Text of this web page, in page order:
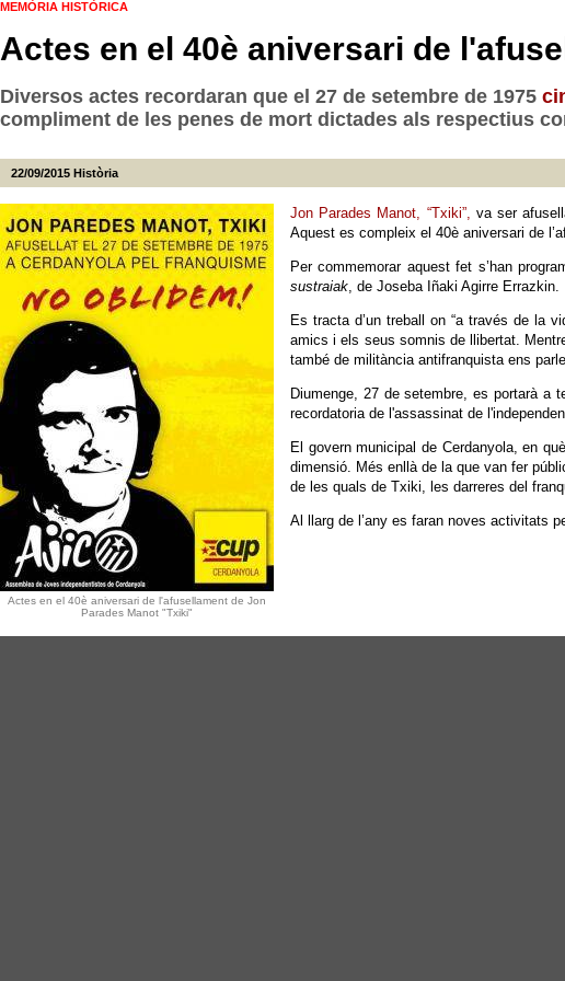
MEMÒRIA HISTÒRICA
Actes en el 40è aniversari de
Diversos actes recordaran que el 27 de setembre de 1975
compliment de les penes de mort dictades als respectius
22/09/2015 Història
Actes en el 40è aniversari de l'afusellament de Jon
Parades Manot "Txiki"
Jon Parades Manot, “Txiki”, va ser
Aquest es compleix el 40è aniversari de
Per commemorar aquest fet s’han
sustraiak, de Joseba Iñaki Agirre Errazkin.
Es tracta d’un treball on “a través de la
amics i els seus somnis de llibertat.
també de militància antifranquista ens
Diumenge, 27 de setembre, es portarà a
recordatoria de l'assassinat de
El govern municipal de Cerdanyola, en
dimensió. Més enllà de la que van fer
de les quals de Txiki, les darreres del
Al llarg de l’any es faran noves activitats